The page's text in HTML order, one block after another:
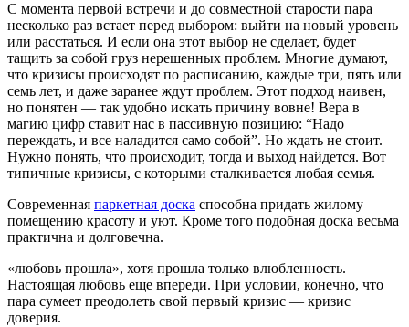
С момента первой встречи и до совместной старости пара
несколько раз встает перед выбором: выйти на новый уровень
или расстаться. И если она этот выбор не сделает, будет
тащить за собой груз нерешенных проблем. Многие думают,
что кризисы происходят по расписанию, каждые три, пять или
семь лет, и даже заранее ждут проблем. Этот подход наивен,
но понятен — так удобно искать причину вовне! Вера в
магию цифр ставит нас в пассивную позицию: “Надо
переждать, и все наладится само собой”. Но ждать не стоит.
Нужно понять, что происходит, тогда и выход найдется. Вот
типичные кризисы, с которыми сталкивается любая семья.
Современная паркетная доска способна придать жилому
помещению красоту и уют. Кроме того подобная доска весьма
практична и долговечна.
«любовь прошла», хотя прошла только влюбленность.
Настоящая любовь еще впереди. При условии, конечно, что
пара сумеет преодолеть свой первый кризис — кризис
доверия.